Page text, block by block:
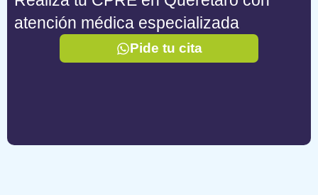
atención médica especializada
Pide tu cita